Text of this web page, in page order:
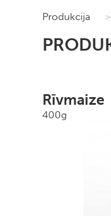
Produkcija >
Rīvmaize
400g